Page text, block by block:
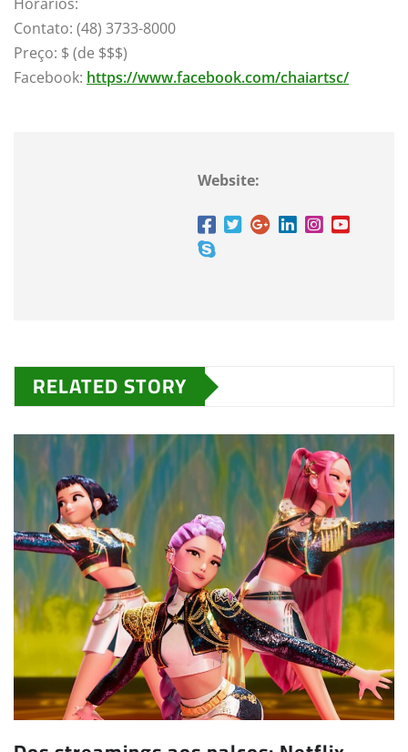
Contato: (48) 3733-8000
Preço: $ (de $$$)
Facebook: https://www.facebook.com/chaiartsc/
Website:
RELATED STORY